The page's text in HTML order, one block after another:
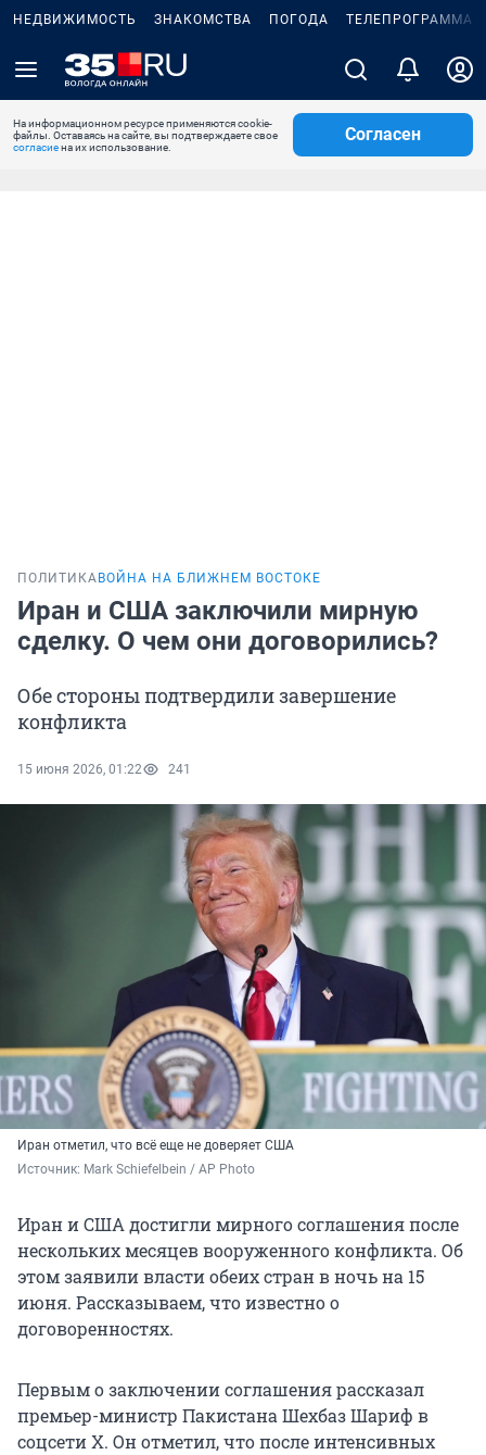
НЕДВИЖИМОСТЬ ЗНАКОМСТВА ПОГОДА ТЕЛЕПРОГРАММА
На информационном ресурсе применяются cookie-
файлы. Оставаясь на сайте, вы подтверждаете свое
согласиена их использование.
Согласен
ПОЛИТИКА ВОЙНА НА БЛИЖНЕМ ВОСТОКЕ
Иран и США заключили мирную
сделку. О чем они договорились?
Обе стороны подтвердили завершение
конфликта
15 июня 2026, 01:22 241
Иран отметил, что всё еще не доверяет США
Источник: Mark Schiefelbein / AP Photo
Иран и США достигли мирного соглашения после
нескольких месяцев вооруженного конфликта. Об
этом заявили власти обеих стран в ночь на 15
июня. Рассказываем, что известно о
договоренностях.
Первым о заключении соглашения рассказал
премьер-министр Пакистана Шехбаз Шариф в
соцсети X. Он отметил, что после интенсивных